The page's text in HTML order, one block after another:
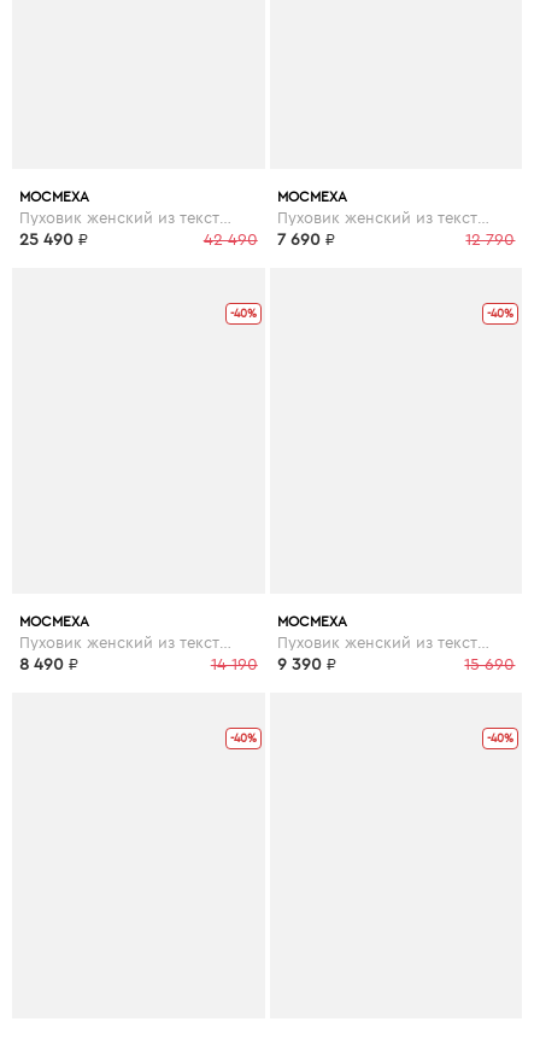
МОСМЕХА
42 490
25 490 ₽
МОСМЕХА
Пуховик женский из текстиля с капюшоном, отделка искусственный мех
12 790
7 690 ₽
-40%
МОСМЕХА
14 190
8 490 ₽
-40%
МОСМЕХА
Пуховик женский из текстиля с капюшоном
15 690
9 390 ₽
-40% -40%